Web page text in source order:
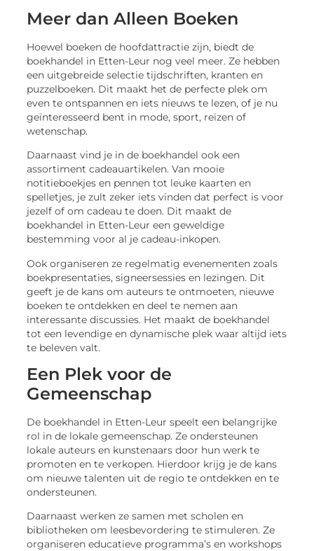
Meer dan Alleen Boeken
Hoewel boeken de hoofdattractie zijn, biedt de
boekhandel in Etten-Leur nog veel meer. Ze hebben
een uitgebreide selectie tijdschriften, kranten en
puzzelboeken. Dit maakt het de perfecte plek om
even te ontspannen en iets nieuws te lezen, of je nu
geïnteresseerd bent in mode, sport, reizen of
wetenschap.
Daarnaast vind je in de boekhandel ook een
assortiment cadeauartikelen. Van mooie
notitieboekjes en pennen tot leuke kaarten en
spelletjes, je zult zeker iets vinden dat perfect is voor
jezelf of om cadeau te doen. Dit maakt de
boekhandel in Etten-Leur een geweldige
bestemming voor al je cadeau-inkopen.
Ook organiseren ze regelmatig evenementen zoals
boekpresentaties, signeersessies en lezingen. Dit
geeft je de kans om auteurs te ontmoeten, nieuwe
boeken te ontdekken en deel te nemen aan
interessante discussies. Het maakt de boekhandel
tot een levendige en dynamische plek waar altijd iets
te beleven valt.
Een Plek voor de
Gemeenschap
De boekhandel in Etten-Leur speelt een belangrijke
rol in de lokale gemeenschap. Ze ondersteunen
lokale auteurs en kunstenaars door hun werk te
promoten en te verkopen. Hierdoor krijg je de kans
om nieuwe talenten uit de regio te ontdekken en te
ondersteunen.
Daarnaast werken ze samen met scholen en
bibliotheken om leesbevordering te stimuleren. Ze
organiseren educatieve programma’s en workshops